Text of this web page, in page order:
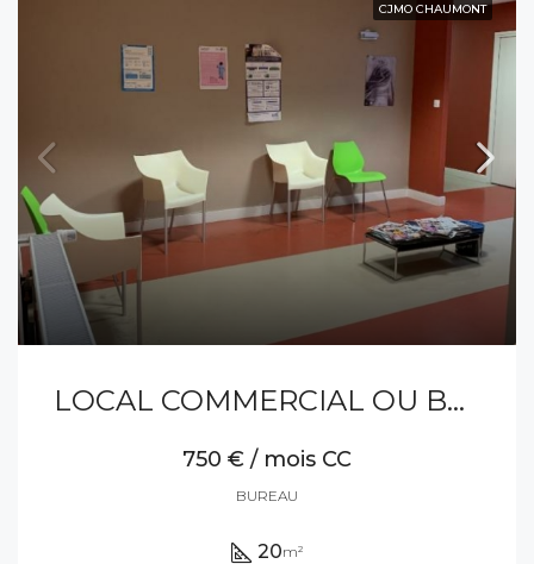
CJMO CHAUMONT
LOCAL COMMERCIAL OU BUREAU
750 € / mois CC
BUREAU
20m²